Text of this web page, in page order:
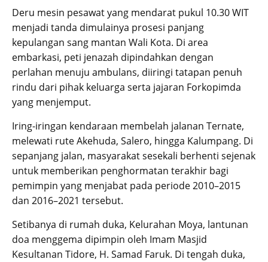
Deru mesin pesawat yang mendarat pukul 10.30 WIT
menjadi tanda dimulainya prosesi panjang
kepulangan sang mantan Wali Kota. Di area
embarkasi, peti jenazah dipindahkan dengan
perlahan menuju ambulans, diiringi tatapan penuh
rindu dari pihak keluarga serta jajaran Forkopimda
yang menjemput.
Iring-iringan kendaraan membelah jalanan Ternate,
melewati rute Akehuda, Salero, hingga Kalumpang. Di
sepanjang jalan, masyarakat sesekali berhenti sejenak
untuk memberikan penghormatan terakhir bagi
pemimpin yang menjabat pada periode 2010–2015
dan 2016–2021 tersebut.
Setibanya di rumah duka, Kelurahan Moya, lantunan
doa menggema dipimpin oleh Imam Masjid
Kesultanan Tidore, H. Samad Faruk. Di tengah duka,